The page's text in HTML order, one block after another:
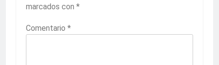
marcados con *
Comentario *